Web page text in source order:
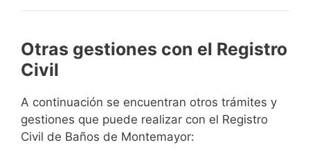
Otras gestiones con el Registro
Civil
A continuación se encuentran otros trámites y
gestiones que puede realizar con el Registro
Civil de Baños de Montemayor: